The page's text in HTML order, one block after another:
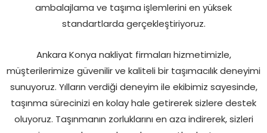
ambalajlama ve taşıma işlemlerini en yüksek
standartlarda gerçekleştiriyoruz.
Ankara Konya nakliyat firmaları hizmetimizle,
müşterilerimize güvenilir ve kaliteli bir taşımacılık deneyimi
sunuyoruz. Yılların verdiği deneyim ile ekibimiz sayesinde,
taşınma sürecinizi en kolay hale getirerek sizlere destek
oluyoruz. Taşınmanın zorluklarını en aza indirerek, sizleri